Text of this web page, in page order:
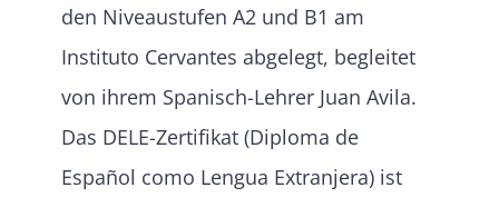
den Niveaustufen A2 und B1 am
Instituto Cervantes abgelegt, begleitet
von ihrem Spanisch-Lehrer Juan Avila.
Das DELE-Zertifikat (Diploma de
Español como Lengua Extranjera) ist